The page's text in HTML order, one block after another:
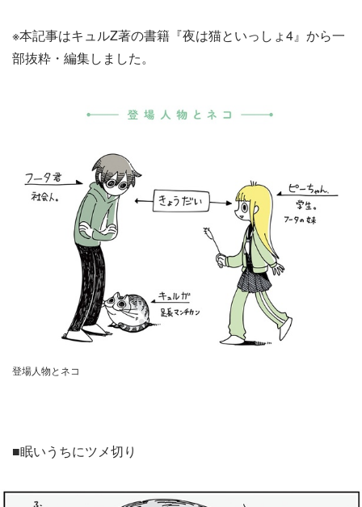
※本記事はキュルZ著の書籍『夜は猫といっしょ4』から一
部抜粋・編集しました。
登場人物とネコ
■眠いうちにツメ切り